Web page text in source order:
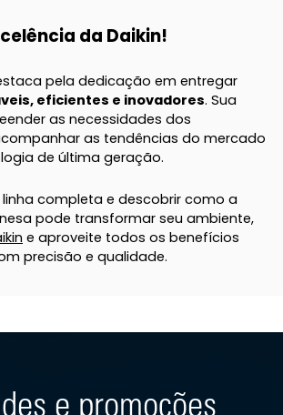
da Daikin!
pela dedicação em entregar
eficientes e inovadores. Sua
as necessidades dos
as tendências do mercado
de última geração.
completa e descobrir como a
pode transformar seu ambiente,
e aproveite todos os benefícios
precisão e qualidade.